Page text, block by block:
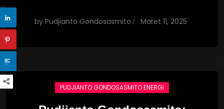
by Pudjianto Gondosasmito Maret 11, 2025
PUDJIANTO GONDOSASMITO ENERGI